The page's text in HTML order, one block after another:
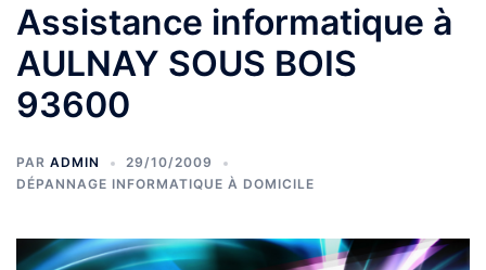
Assistance informatique à
AULNAY SOUS BOIS
93600
PAR ADMIN
29/10/2009
DÉPANNAGE INFORMATIQUE À DOMICILE